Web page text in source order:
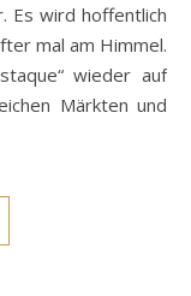
Es wird hoffentlich
mal am Himmel.
wieder auf
Märkten und